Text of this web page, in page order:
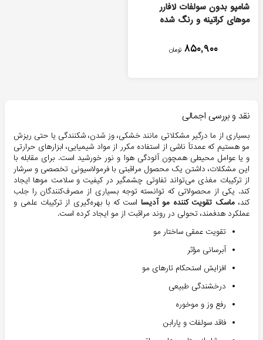
شامپو بدون سولفات لافارر
موهای کراتینه و رنگ شده
۸۵۰,۹۰۰ تومان
نقد و بررسی اجمالی
بسیاری از ما درگیر مشکلاتی مانند خشکی، وز شدن، شکنندگی یا حتی ریزش
مو هستیم که عمدتاً ناشی از استفاده مکرر از مواد شیمیایی، ابزارهای حرارتی
و یا عوامل محیطی همچون آلودگی هوا و نور خورشید است. برای مقابله با
این مشکلات، داشتن یک محصول مراقبتی با فرمولاسیونی تخصصی و سرشار
از ترکیبات مغذی می‌تواند تفاوتی چشمگیر در کیفیت و سلامت موها ایجاد
کند. یکی از محصولاتی که توانسته توجه بسیاری از مصرف‌کنندگان را جلب
کند، ماسک تقویت کننده مو آدیسا است که با بهره‌گیری از ترکیبات علمی و
عملکرد هدفمند، تحولی در روند مراقبت از مو ایجاد کرده است.
تقویت عمقی ساختار مو
آبرسانی مؤثر
افزایش استحکام تارهای مو
درخشندگی طبیعی
رفع وز و موخوره
فاقد سولفات و پارابن